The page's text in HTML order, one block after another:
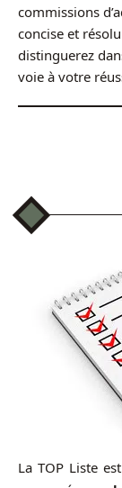
commissions
concise et
distinguerez
voie à votre
La TOP Liste